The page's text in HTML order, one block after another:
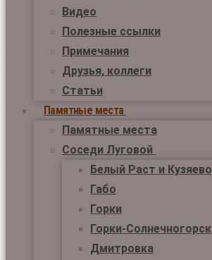
Видео
Полезные ссылки
Примечания
Друзья, коллеги
Статьи
Памятные места
Памятные места
Соседи Луговой
Белый Раст и Кузяево
Габо
Горки
Горки-Солнечногорск
Дмитровка